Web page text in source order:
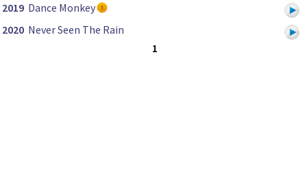
2019 Dance Monkey
2020 Never Seen The Rain
1